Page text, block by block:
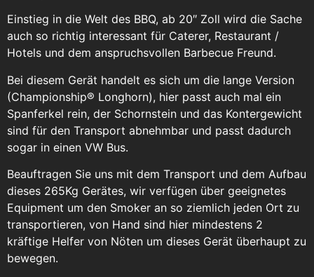
Einstieg in die Welt des BBQ, ab 20″ Zoll wird die Sache
auch so richtig interessant für Caterer, Restaurant /
Hotels und dem anspruchsvollen Barbecue Freund.
Bei diesem Gerät handelt es sich um die lange Version
(Championship® Longhorn), hier passt auch mal ein
Spanferkel rein, der Schornstein und das Kontergewicht
sind für den Transport abnehmbar und passt dadurch
sogar in einen VW Bus.
Beauftragen Sie uns mit dem Transport und dem Aufbau
dieses 265Kg Gerätes, wir verfügen über geeignetes
Equipment um den Smoker an so ziemlich jeden Ort zu
transportieren, von Hand sind hier mindestens 2
kräftige Helfer von Nöten um dieses Gerät überhaupt zu
bewegen.